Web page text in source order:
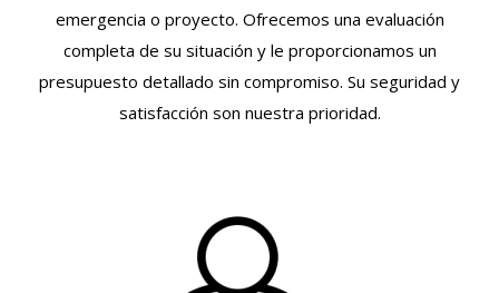
emergencia o proyecto. Ofrecemos una evaluación
completa de su situación y le proporcionamos un
presupuesto detallado sin compromiso. Su seguridad y
satisfacción son nuestra prioridad.